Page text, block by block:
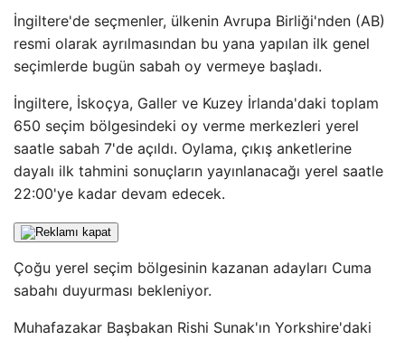
İngiltere'de seçmenler, ülkenin Avrupa Birliği'nden (AB)
resmi olarak ayrılmasından bu yana yapılan ilk genel
seçimlerde bugün sabah oy vermeye başladı.
İngiltere, İskoçya, Galler ve Kuzey İrlanda'daki toplam
650 seçim bölgesindeki oy verme merkezleri yerel
saatle sabah 7'de açıldı. Oylama, çıkış anketlerine
dayalı ilk tahmini sonuçların yayınlanacağı yerel saatle
22:00'ye kadar devam edecek.
Çoğu yerel seçim bölgesinin kazanan adayları Cuma
sabahı duyurması bekleniyor.
Muhafazakar Başbakan Rishi Sunak'ın Yorkshire'daki